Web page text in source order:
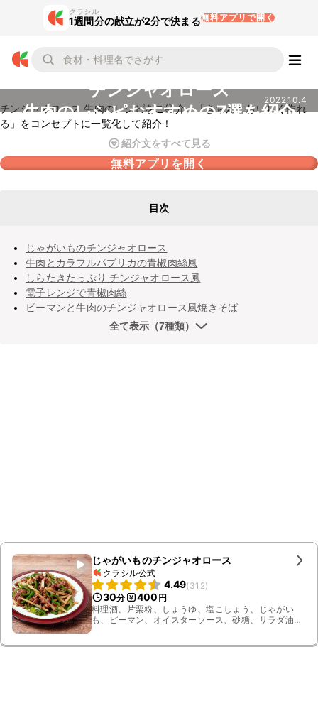
クラシル
1週間分の献立が2分で決まる無料アプリで開く
チンジャオロース
牛肉のレシピおすすめの7選を紹介
2022.10.4
チンジャオロース 牛肉のレシピをご紹介。「きちんとおいしく作れ
る」をコンセプトに一覧化して紹介！
紹介文をすべて見る
無料アプリを開く
目次
じゃがいものチンジャオロース
牛肉とカラフルパプリカの青椒肉絲風
しらたきたっぷり チンジャオロース風
電子レンジで青椒肉絲
ピーマンと牛肉のチンジャオロース風焼きそば
全て表示（7種類）
じゃがいものチンジャオロース
クラシル公式
4.49(312)
30分 400 円
料理酒、片栗粉、しょうゆ、塩こしょう、じゃがい
も、ピーマン、オイスターソース、砂糖、サラダ油、